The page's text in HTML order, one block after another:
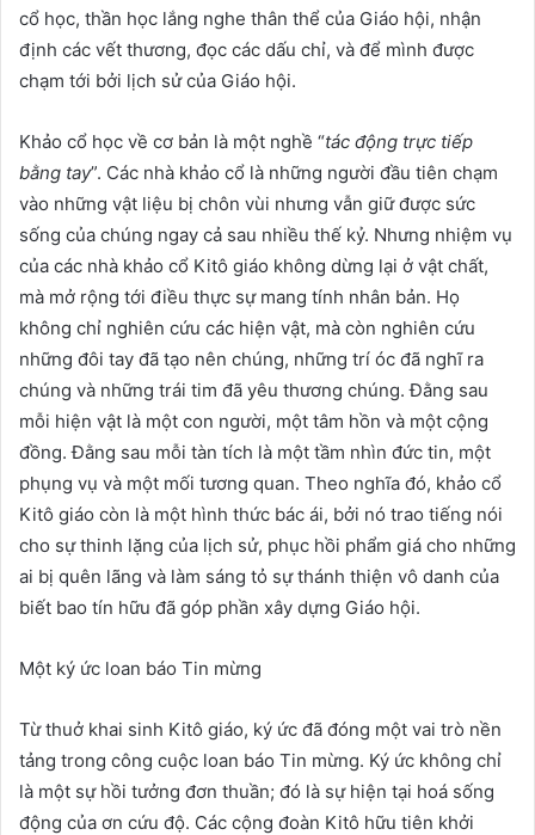
cổ học, thần học lắng nghe thân thể của Giáo hội, nhận
định các vết thương, đọc các dấu chỉ, và để mình được
chạm tới bởi lịch sử của Giáo hội.
Khảo cổ học về cơ bản là một nghề “tác động trực tiếp
bằng tay”. Các nhà khảo cổ là những người đầu tiên chạm
vào những vật liệu bị chôn vùi nhưng vẫn giữ được sức
sống của chúng ngay cả sau nhiều thế kỷ. Nhưng nhiệm vụ
của các nhà khảo cổ Kitô giáo không dừng lại ở vật chất,
mà mở rộng tới điều thực sự mang tính nhân bản. Họ
không chỉ nghiên cứu các hiện vật, mà còn nghiên cứu
những đôi tay đã tạo nên chúng, những trí óc đã nghĩ ra
chúng và những trái tim đã yêu thương chúng. Đằng sau
mỗi hiện vật là một con người, một tâm hồn và một cộng
đồng. Đằng sau mỗi tàn tích là một tầm nhìn đức tin, một
phụng vụ và một mối tương quan. Theo nghĩa đó, khảo cổ
Kitô giáo còn là một hình thức bác ái, bởi nó trao tiếng nói
cho sự thinh lặng của lịch sử, phục hồi phẩm giá cho những
ai bị quên lãng và làm sáng tỏ sự thánh thiện vô danh của
biết bao tín hữu đã góp phần xây dựng Giáo hội.
Một ký ức loan báo Tin mừng
Từ thuở khai sinh Kitô giáo, ký ức đã đóng một vai trò nền
tảng trong công cuộc loan báo Tin mừng. Ký ức không chỉ
là một sự hồi tưởng đơn thuần; đó là sự hiện tại hoá sống
động của ơn cứu độ. Các cộng đoàn Kitô hữu tiên khởi